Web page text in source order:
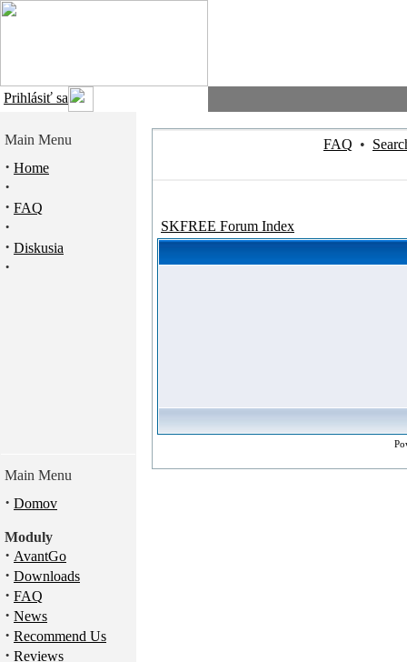
Prihlásiť sa
Main Menu
· Home
·
· FAQ
·
· Diskusia
·
Main Menu
· Domov
Moduly
· AvantGo
· Downloads
· FAQ
· News
· Recommend Us
· Reviews
FAQ •
SKFREE Forum Index